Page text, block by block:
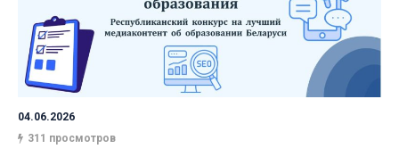
04.06.2026
311 просмотров